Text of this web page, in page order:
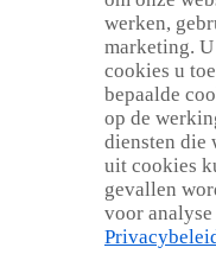
werken,
marketing.
cookies u
bepaalde
op de
diensten die
uit cookies
gevallen
voor